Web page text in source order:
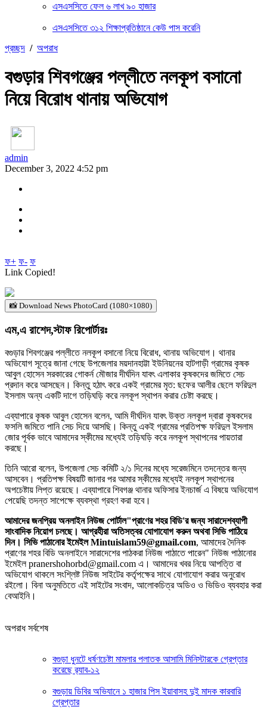
এসএসসিতে ফেল ৬ লাখ ৯০ হাজার
এসএসসিতে ৩১২ শিক্ষাপ্রতিষ্ঠানে কেউ পাস করেনি
প্রচ্ছদ / অপরাধ
বগুড়ার শিবগঞ্জের পল্লীতে নলকূপ বসানো
নিয়ে বিরোধ থানায় অভিযোগ
admin
December 3, 2022 4:52 pm
ফ+ ফ- ফ
Link Copied!
📸 Download News PhotoCard (1080×1080)
এম,এ রাশেদ,স্টাফ রিপোর্টারঃ
বগুড়ার শিবগঞ্জের পল্লীতে নলকূপ বসানো নিয়ে বিরোধ, থানায় অভিযোগ। থানার
অভিযোগ সূত্রে জানা গেছে উপজেলার ময়দানহাট্টা ইউনিয়নের হাটগাড়ী গ্রামের কৃষক
আবুল হোসেন সরকারের গোকর্ন মৌজার দীর্ঘদিন যাবৎ এলাকার কৃষকদের জমিতে সেচ
প্রদান করে আসছেন। কিন্তু হঠাৎ করে একই গ্রামের মৃত: ছফের আলীর ছেলে ফরিদুল
ইসলাম অন্য একটি দাগে তড়িঘড়ি করে নলকূপ স্থাপন করার চেষ্টা করছে।
এব্যাপারে কৃষক আবুল হোসেন বলেন, আমি দীর্ঘদিন যাবৎ উক্ত নলকূপ দ্বারা কৃষকদের
ফসলি জমিতে পানি সেচ দিয়ে আসছি। কিন্তু একই গ্রামের প্রতিপক্ষ ফরিদুল ইসলাম
জোর পূর্বক ভাবে আমাদের স্কীমের মধ্যেই তড়িঘড়ি করে নলকূপ স্থাপনের পায়তারা
করছে।
তিনি আরো বলেন, উপজেলা সেচ কমিটি ২/১ দিনের মধ্যে সরেজমিনে তদন্তের জন্য
আসবেন। প্রতিপক্ষ বিষয়টি জানার পর আমার স্কীমের মধ্যেই নলকূপ স্থাপনের
অপচেষ্টায় লিপ্ত রয়েছে। এব্যাপারে শিবগঞ্জ থানার অফিসার ইনচার্জ এ বিষয়ে অভিযোগ
পেয়েছি তদন্ত সাপেক্ষে ব্যবস্থা গ্রহণ করা হবে।
আমাদের জনপ্রিয় অনলাইন নিউজ পোর্টাল"প্রাণের শহর বিডি'র জন্য সারাদেশব্যাপী
সাংবাদিক নিয়োগ চলছে। আগ্রহীরা অতিসত্বর যোগাযোগ করুন অথবা সিভি পাঠিয়ে
দিন। সিভি পাঠানোর ইমেইল Mintuislam59@gmail.com, আমাদের দৈনিক
প্রাণের শহর বিডি অনলাইনে সারাদেশের পাঠকরা নিউজ পাঠাতে পারেন" নিউজ পাঠানোর
ইমেইল pranershohorbd@gmail.com এ। আমাদের খবর নিয়ে আপত্তি বা
অভিযোগ থাকলে সংশ্লিষ্ট নিউজ সাইটের কর্তৃপক্ষের সাথে যোগাযোগ করার অনুরোধ
রইলো। বিনা অনুমতিতে এই সাইটের সংবাদ, আলোকচিত্র অডিও ও ভিডিও ব্যবহার করা
বেআইনি।
অপরাধ সর্বশেষ
বগুড়া ধুনটে ধর্ষণচেষ্টা মামলার পলাতক আসামি মিনিস্টারকে গ্রেপ্তার
করেছে র‌্যাব-১২
বগুড়ায় ডিবির অভিযানে ১ হাজার পিস ইয়াবাসহ দুই মাদক কারবারি
গ্রেপ্তার